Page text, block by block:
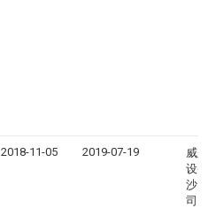
2018-11-05 2019-07-19
威尔
设备
沙）
司